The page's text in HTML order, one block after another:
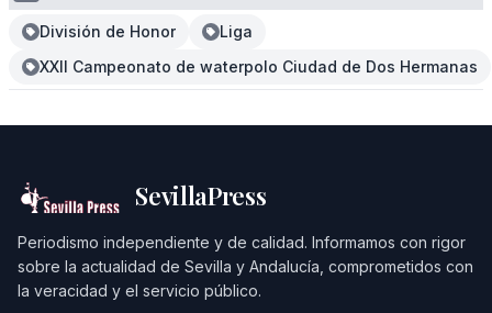
División de Honor
Liga
XXII Campeonato de waterpolo Ciudad de Dos Hermanas
SevillaPress
Periodismo independiente y de calidad. Informamos con rigor
sobre la actualidad de Sevilla y Andalucía, comprometidos con
la veracidad y el servicio público.